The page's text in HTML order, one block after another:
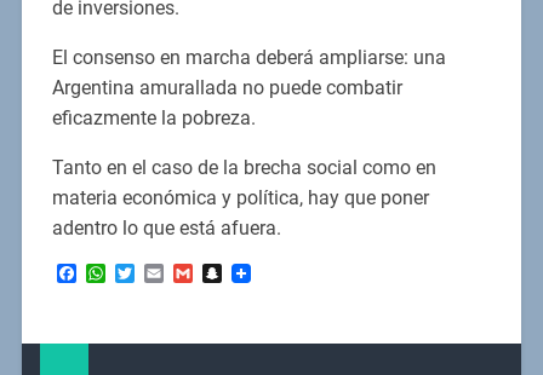
de inversiones.
El consenso en marcha deberá ampliarse: una
Argentina amurallada no puede combatir
eficazmente la pobreza.
Tanto en el caso de la brecha social como en
materia económica y política, hay que poner
adentro lo que está afuera.
Facebook
WhatsApp
TwitterEmailGmailSnapchat